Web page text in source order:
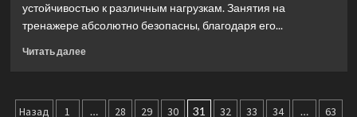
цена)
устойчивостью к различным нагрузкам. Занятия на
тренажере абсолютно безопасны, благодаря его...
Читать далееПрочитать
кроссовер
Назад 1 … 28 29 30 31 32 33 34 …
63